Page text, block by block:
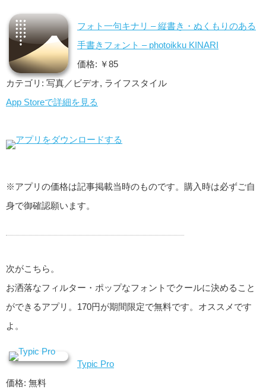
フォト一句キナリ – 縦書き・ぬくもりのある
手書きフォント – photoikku KINARI
価格: ￥85
カテゴリ: 写真／ビデオ, ライフスタイル
App Storeで詳細を見る
※アプリの価格は記事掲載当時のものです。購入時は必ずご自
身で御確認願います。
次がこちら。
お洒落なフィルター・ポップなフォントでクールに決めること
ができるアプリ。170円が期間限定で無料です。オススメです
よ。
Typic Pro
価格: 無料